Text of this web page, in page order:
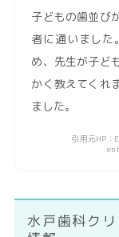
子どもの歯並び
者に通いました
め、先生が子ど
かく教えてくれ
ました。
引用元HP：
水戸歯科ク